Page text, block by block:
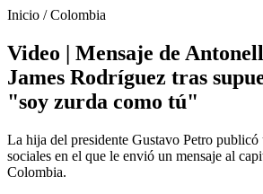
Inicio /Colombia
Video | Mensaje de
James Rodríguez tras
"soy zurda como tú"
La hija del presidente Gustavo Petro publicó
sociales en el que le envió un mensaje al
Colombia.